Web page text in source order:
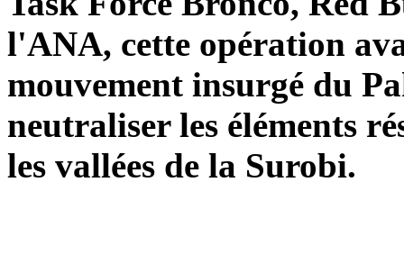
l'ANA, cette opération
mouvement insurgé du
neutraliser les éléments
les vallées de la Surobi.